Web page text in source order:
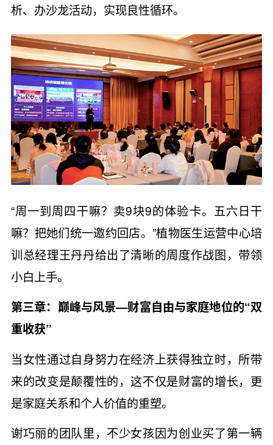
析、办沙龙活动，实现良性循环。
“周一到周四干嘛？卖9块9的体验卡。五六日干
嘛？把她们统一邀约回店。”植物医生运营中心培
训总经理王丹丹给出了清晰的周度作战图，带领
小白上手。
第三章：巅峰与风景—财富自由与家庭地位的“双
重收获”
当女性通过自身努力在经济上获得独立时，所带
来的改变是颠覆性的，这不仅是财富的增长，更
是家庭关系和个人价值的重塑。
谢巧丽的团队里，不少女孩因为创业买了第一辆